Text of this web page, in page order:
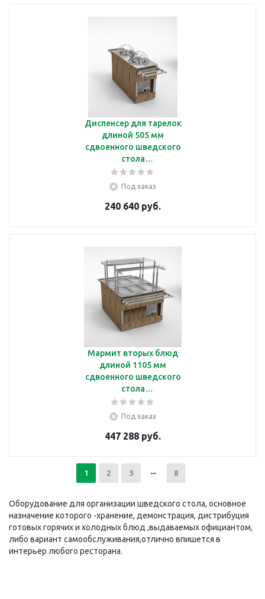
Диспенсер для тарелок
длиной 505 мм
сдвоенного шведского
стола
Челябторгтехника
RD40А2
Под заказ
240 640 руб.
Мармит вторых блюд
длиной 1105 мм
сдвоенного шведского
стола
Челябторгтехника
RМ42А2
Под заказ
447 288 руб.
1 2 3 8
Оборудование для организации шведского стола, основное
назначение которого -хранение, демонстрация, дистрибуция
готовых горячих и холодных блюд ,выдаваемых официантом,
либо вариант самообслуживания,отлично впишется в
интерьер любого ресторана.